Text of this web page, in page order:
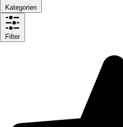
Kategorien
Filter